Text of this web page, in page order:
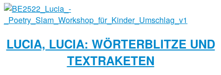
LUCIA, LUCIA: WÖRTERBLITZE UND
TEXTRAKETEN